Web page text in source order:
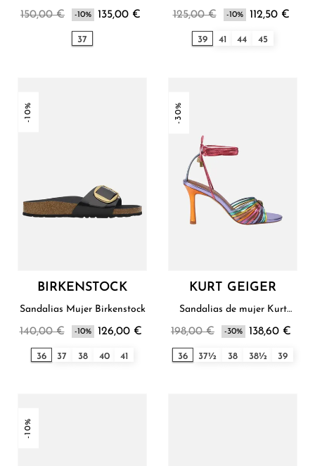
150,00 € -10% 135,00 €
37
125,00 € -10% 112,50 €
39 41 44 45
-10%
BIRKENSTOCK
Sandalias Mujer Birkenstock
140,00 € -10% 126,00 €
36 37 38 40 41
-30%
KURT GEIGER
Sandalias de mujer Kurt
198,00 € -30% 138,60 €
36 37½ 38 38½ 39
-10%